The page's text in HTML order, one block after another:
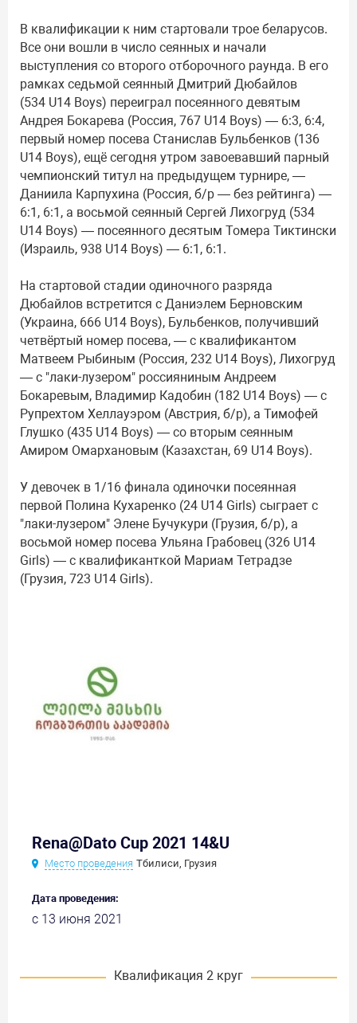
В квалификации к ним стартовали трое беларусов.
Все они вошли в число сеянных и начали
выступления со второго отборочного раунда. В его
рамках седьмой сеянный Дмитрий Дюбайлов
(534 U14 Boys) переиграл посеянного девятым
Андрея Бокарева (Россия, 767 U14 Boys) — 6:3, 6:4,
первый номер посева Станислав Бульбенков (136
U14 Boys), ещё сегодня утром завоевавший парный
чемпионский титул на предыдущем турнире, —
Даниила Карпухина (Россия, б/р — без рейтинга) —
6:1, 6:1, а восьмой сеянный Сергей Лихогруд (534
U14 Boys) — посеянного десятым Томера Тиктински
(Израиль, 938 U14 Boys) — 6:1, 6:1.
На стартовой стадии одиночного разряда
Дюбайлов встретится с Даниэлем Берновским
(Украина, 666 U14 Boys), Бульбенков, получивший
четвёртый номер посева, — с квалификантом
Матвеем Рыбиным (Россия, 232 U14 Boys), Лихогруд
— с "лаки-лузером" россияниным Андреем
Бокаревым, Владимир Кадобин (182 U14 Boys) — с
Рупрехтом Хеллауэром (Австрия, б/р), а Тимофей
Глушко (435 U14 Boys) — со вторым сеянным
Амиром Омархановым (Казахстан, 69 U14 Boys).
У девочек в 1/16 финала одиночки посеянная
первой Полина Кухаренко (24 U14 Girls) сыграет с
"лаки-лузером" Элене Бучукури (Грузия, б/р), а
восьмой номер посева Ульяна Грабовец (326 U14
Girls) — с квалификанткой Мариам Тетрадзе
(Грузия, 723 U14 Girls).
Rena@Dato Cup 2021 14&U
Место проведения Тбилиси, Грузия
Дата проведения:
с 13 июня 2021
Квалификация 2 круг